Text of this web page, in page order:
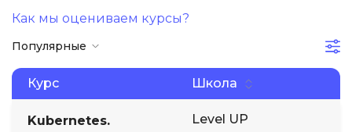
Как мы оцениваем курсы?
Популярные
Курс Школа
Kubernetes.
Level UP
Дизайн
Аналитика